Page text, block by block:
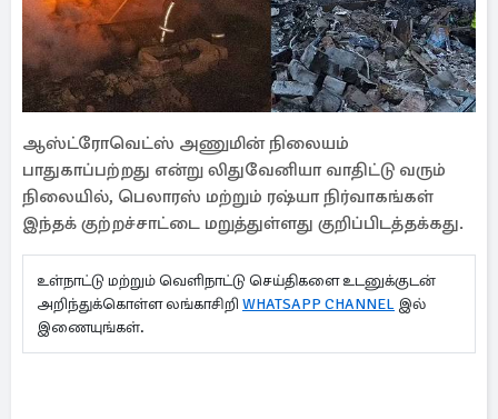
ஆஸ்ட்ரோவெட்ஸ் அணுமின் நிலையம்
பாதுகாப்பற்றது என்று லிதுவேனியா வாதிட்டு வரும்
நிலையில், பெலாரஸ் மற்றும் ரஷ்யா நிர்வாகங்கள்
இந்தக் குற்றச்சாட்டை மறுத்துள்ளது குறிப்பிடத்தக்கது.
உள்நாட்டு மற்றும் வெளிநாட்டு செய்திகளை உடனுக்குடன்
அறிந்துக்கொள்ள லங்காசிறி WHATSAPP CHANNEL இல்
இணையுங்கள்.